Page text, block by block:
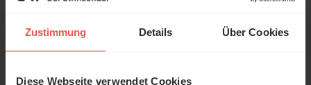
Zustimmung Details Über Cookies
Diese Webseite verwendet Cookies